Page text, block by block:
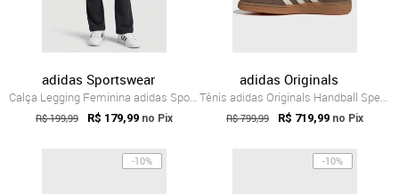
adidas Sportswear
Calça Legging Feminina adidas Sportswear...
R$ 199,99 R$ 179,99 no Pix
adidas Originals
Tênis adidas Originals Handball Spezial Marrom
R$ 799,99 R$ 719,99 no Pix
-10% -10%